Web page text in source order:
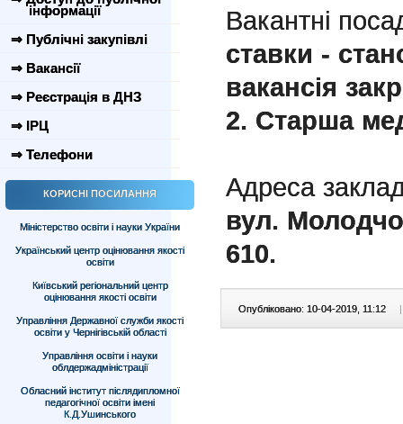
інформації
⇒ Публічні закупівлі
⇒ Вакансії
⇒ Реєстрація в ДНЗ
⇒ ІРЦ
⇒ Телефони
КОРИСНІ ПОСИЛАННЯ
Міністерство освіти і науки України
Український центр оцінювання якості
освіти
Київський регіональний центр
оцінювання якості освіти
Управління Державної служби якості
освіти у Чернігівській області
Управління освіти і науки
облдержадміністрації
Обласний інститут післядипломної
педагогічної освіти імені
К.Д.Ушинського
Вакантні
ставки -
вакансія
2. Старша
Адреса
вул.
610.
Опубліковано: 10-04-2019, 11:12 |